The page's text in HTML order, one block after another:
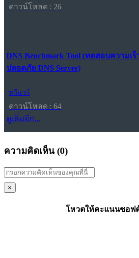
ดาวน์โหลด : 26
DNS Benchmark Tool (ทดสอบความเ
ปลอดภัย DNS Server)
ฟรีแวร์
ดาวน์โหลด : 64
ดูเพิ่มอีก...
ความคิดเห็น (0)
×
โหวตให้คะแนนซอฟ